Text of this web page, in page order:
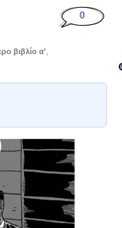
βιβλίο α'
0